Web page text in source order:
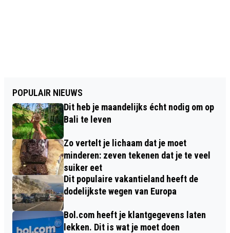
POPULAIR NIEUWS
Dit heb je maandelijks écht nodig om op
Bali te leven
Zo vertelt je lichaam dat je moet
minderen: zeven tekenen dat je te veel
suiker eet
Dit populaire vakantieland heeft de
dodelijkste wegen van Europa
Bol.com heeft je klantgegevens laten
lekken. Dit is wat je moet doen